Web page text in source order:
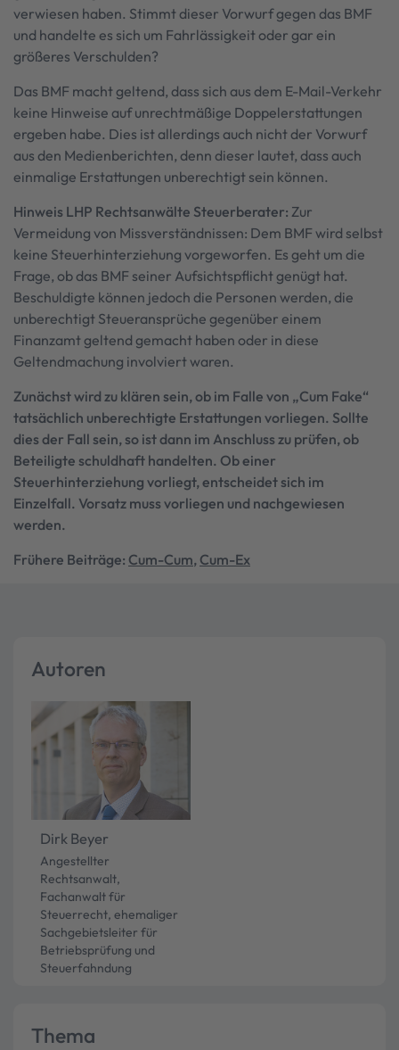
verwiesen haben. Stimmt dieser Vorwurf gegen das BMF
und handelte es sich um Fahrlässigkeit oder gar ein
größeres Verschulden?
Das BMF macht geltend, dass sich aus dem E-Mail-Verkehr
keine Hinweise auf unrechtmäßige Doppelerstattungen
ergeben habe. Dies ist allerdings auch nicht der Vorwurf
aus den Medienberichten, denn dieser lautet, dass auch
einmalige Erstattungen unberechtigt sein können.
Hinweis LHP Rechtsanwälte Steuerberater: Zur
Vermeidung von Missverständnissen: Dem BMF wird selbst
keine Steuerhinterziehung vorgeworfen. Es geht um die
Frage, ob das BMF seiner Aufsichtspflicht genügt hat.
Beschuldigte können jedoch die Personen werden, die
unberechtigt Steueransprüche gegenüber einem
Finanzamt geltend gemacht haben oder in diese
Geltendmachung involviert waren.
Zunächst wird zu klären sein, ob im Falle von „Cum Fake“
tatsächlich unberechtigte Erstattungen vorliegen. Sollte
dies der Fall sein, so ist dann im Anschluss zu prüfen, ob
Beteiligte schuldhaft handelten. Ob einer
Steuerhinterziehung vorliegt, entscheidet sich im
Einzelfall. Vorsatz muss vorliegen und nachgewiesen
werden.
Frühere Beiträge: Cum-Cum, Cum-Ex
Autoren
Dirk Beyer
Angestellter
Rechtsanwalt,
Fachanwalt für
Steuerrecht, ehemaliger
Sachgebietsleiter für
Betriebsprüfung und
Steuerfahndung
Thema